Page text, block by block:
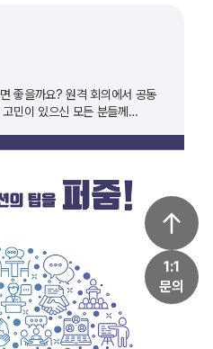
좋을까요? 원격 회의에서 공동
민이 있으신 모든 분들께
1:1
문의